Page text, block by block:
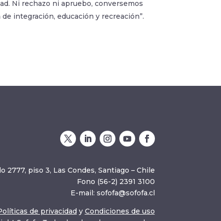
Ni rechazo ni apruebo, conversemos
integración, educación y recreación”.
2777, piso 3, Las Condes, Santiago – Chile
Fono (56-2) 2391 3100
E-mail: sofofa@sofofa.cl
de privacidad y Condiciones de uso